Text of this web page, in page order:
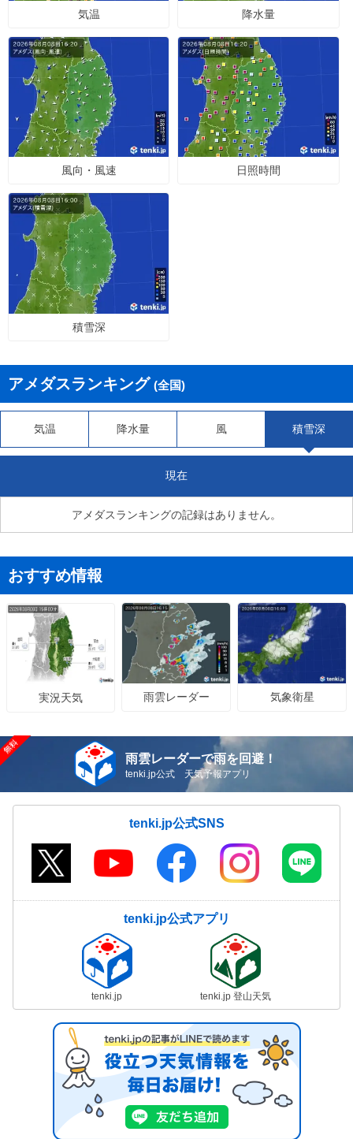
気温 降水量
風向・風速 日照時間
積雪深
アメダスランキング (全国)
気温 降水量 風 積雪深
現在
アメダスランキングの記録はありません。
おすすめ情報
実況天気 雨雲レーダー 気象衛星
雨雲レーダーで雨を回避！
tenki.jp公式 天気予報アプリ
tenki.jp公式SNS
tenki.jp公式アプリ
tenki.jp tenki.jp 登山天気